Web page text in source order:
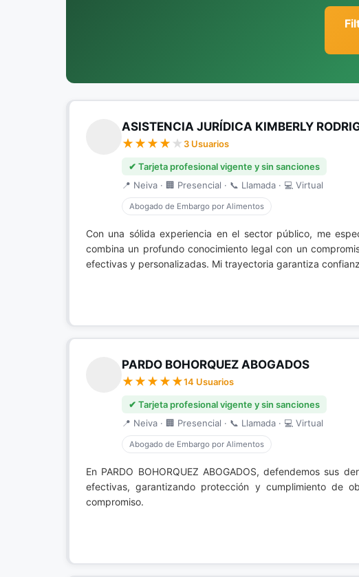
ASISTENCIA JURÍDICA KIMBERLY
3 Usuarios
✔ Tarjeta profesional vigente y sin sanciones
📍 Neiva · 🏢 Presencial · 📞 Llamada · 💻 Virtual
Abogado de Embargo por Alimentos
Con una sólida experiencia en el sector público, me
combina un profundo conocimiento legal con un
efectivas y personalizadas. Mi trayectoria garantiza
PARDO BOHORQUEZ ABOGADOS
14 Usuarios
✔ Tarjeta profesional vigente y sin sanciones
📍 Neiva · 🏢 Presencial · 📞 Llamada · 💻 Virtual
Abogado de Embargo por Alimentos
En PARDO BOHORQUEZ ABOGADOS, defendemos sus
efectivas, garantizando protección y cumplimiento de
compromiso.